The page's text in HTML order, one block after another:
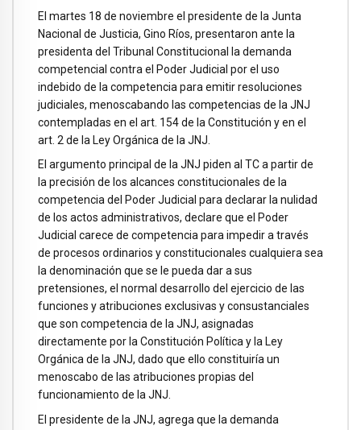
El martes 18 de noviembre el presidente de la Junta
Nacional de Justicia, Gino Ríos, presentaron ante la
presidenta del Tribunal Constitucional la demanda
competencial contra el Poder Judicial por el uso
indebido de la competencia para emitir resoluciones
judiciales, menoscabando las competencias de la JNJ
contempladas en el art. 154 de la Constitución y en el
art. 2 de la Ley Orgánica de la JNJ.
El argumento principal de la JNJ piden al TC a partir de
la precisión de los alcances constitucionales de la
competencia del Poder Judicial para declarar la nulidad
de los actos administrativos, declare que el Poder
Judicial carece de competencia para impedir a través
de procesos ordinarios y constitucionales cualquiera sea
la denominación que se le pueda dar a sus
pretensiones, el normal desarrollo del ejercicio de las
funciones y atribuciones exclusivas y consustanciales
que son competencia de la JNJ, asignadas
directamente por la Constitución Política y la Ley
Orgánica de la JNJ, dado que ello constituiría un
menoscabo de las atribuciones propias del
funcionamiento de la JNJ.
El presidente de la JNJ, agrega que la demanda